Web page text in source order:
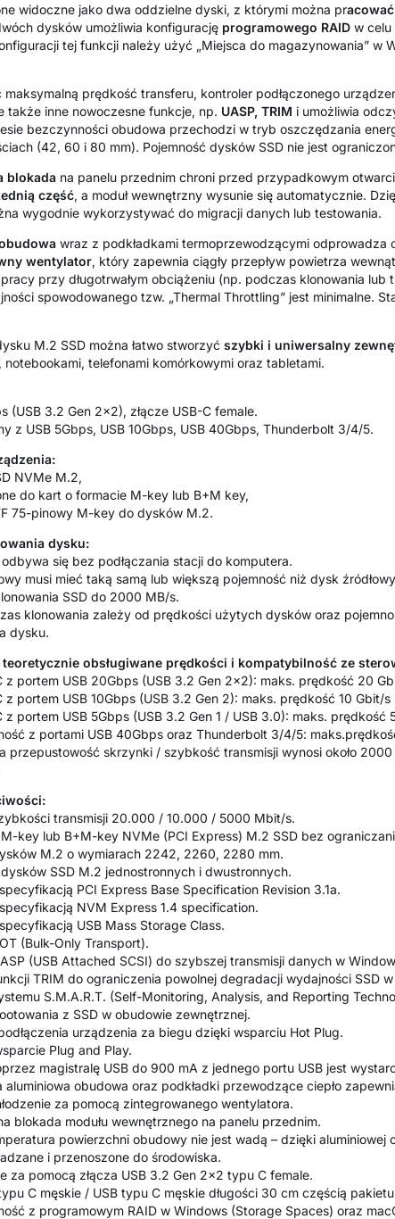
widoczne jako dwa oddzielne dyski, z którymi można pr
dysków umożliwia konfigurację programowego RAID w celu
tej funkcji należy użyć „Miejsca do magazynowania” w
prędkość transferu, kontroler podłączonego
także inne nowoczesne funkcje, np. UASP, TRIM i umożliwia
bezczynności obudowa przechodzi w tryb oszczędzania
(42, 60 i 80 mm). Pojemność dysków SSD nie jest
blokada na panelu przednim chroni przed przypadkowym
część, a moduł wewnętrzny wysunie się automatycznie.
wygodnie wykorzystywać do migracji danych lub testowania.
wraz z podkładkami termoprzewodzącymi odprowadza
wentylator, który zapewnia ciągły przepływ powietrza
pracy przy długotrwałym obciążeniu (np. podczas klonowania
spowodowanego tzw. „Thermal Throttling” jest minimalne.
M.2 SSD można łatwo stworzyć szybki i uniwersalny
notebookami, telefonami komórkowymi oraz tabletami.
(USB 3.2 Gen 2x2), złącze USB-C female.
z USB 5Gbps, USB 10Gbps, USB 40Gbps, Thunderbolt 3/4/5.
NVMe M.2,
do kart o formacie M-key lub B+M key,
75-pinowy M-key do dysków M.2.
dysku:
odbywa się bez podłączania stacji do komputera.
musi mieć taką samą lub większą pojemność niż dysk
SSD do 2000 MB/s.
klonowania zależy od prędkości użytych dysków oraz
dysku.
teoretycznie obsługiwane prędkości i kompatybilność ze
z portem USB 20Gbps (USB 3.2 Gen 2x2): maks. prędkość 20
z portem USB 10Gbps (USB 3.2 Gen 2): maks. prędkość 10 Gbit/s
z portem USB 5Gbps (USB 3.2 Gen 1 / USB 3.0): maks. prędkość
z portami USB 40Gbps oraz Thunderbolt 3/4/5:
przepustowość skrzynki / szybkość transmisji wynosi około
transmisji 20.000 / 10.000 / 5000 Mbit/s.
key lub B+M-key NVMe (PCI Express) M.2 SSD bez
M.2 o wymiarach 2242, 2260, 2280 mm.
SSD M.2 jednostronnych i dwustronnych.
PCI Express Base Specification Revision 3.1a.
NVM Express 1.4 specification.
USB Mass Storage Class.
(Bulk-Only Transport).
(USB Attached SCSI) do szybszej transmisji danych w
TRIM do ograniczenia powolnej degradacji wydajności SSD
S.M.A.R.T. (Self-Monitoring, Analysis, and Reporting
z SSD w obudowie zewnętrznej.
urządzenia za biegu dzięki wsparciu Hot Plug.
Plug and Play.
magistralę USB do 900 mA z jednego portu USB jest
aluminiowa obudowa oraz podkładki przewodzące ciepło
za pomocą zintegrowanego wentylatora.
blokada modułu wewnętrznego na panelu przednim.
powierzchni obudowy nie jest wadą – dzięki aluminiowej
i przenoszone do środowiska.
za pomocą złącza USB 3.2 Gen 2x2 typu C female.
C męskie / USB typu C męskie długości 30 cm częścią
z programowym RAID w Windows (Storage Spaces) oraz